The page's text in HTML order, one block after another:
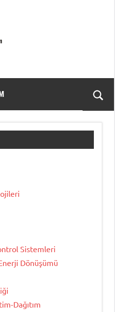
Sistemleri
Dönüşümü
Dağıtım